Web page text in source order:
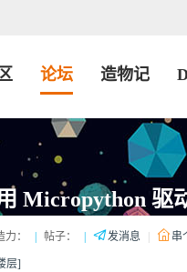
论坛 造物记
Micropython 驱
力： 帖子： 发消息 串
层]